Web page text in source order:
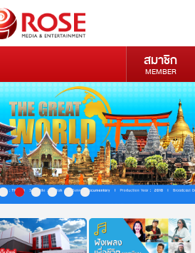
สมาชิก
MEMBER